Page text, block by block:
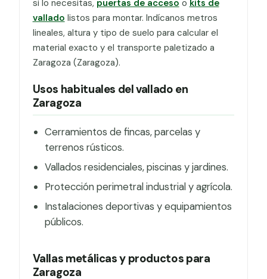
si lo necesitas, puertas de acceso o kits de
vallado listos para montar. Indícanos metros
lineales, altura y tipo de suelo para calcular el
material exacto y el transporte paletizado a
Zaragoza (Zaragoza).
Usos habituales del vallado en
Zaragoza
Cerramientos de fincas, parcelas y
terrenos rústicos.
Vallados residenciales, piscinas y jardines.
Protección perimetral industrial y agrícola.
Instalaciones deportivas y equipamientos
públicos.
Vallas metálicas y productos para
Zaragoza